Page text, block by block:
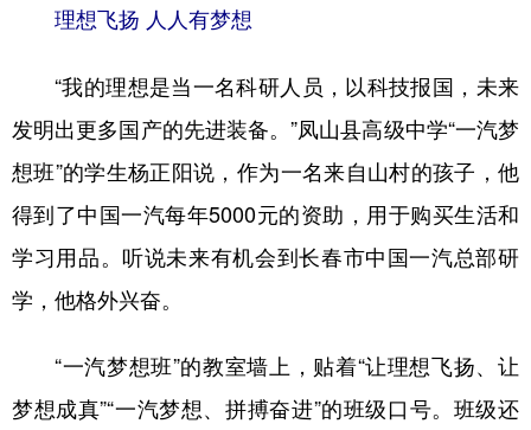
理想飞扬 人人有梦想
“我的理想是当一名科研人员，以科技报国，未来
发明出更多国产的先进装备。”凤山县高级中学“一汽梦
想班”的学生杨正阳说，作为一名来自山村的孩子，他
得到了中国一汽每年5000元的资助，用于购买生活和
学习用品。听说未来有机会到长春市中国一汽总部研
学，他格外兴奋。
“一汽梦想班”的教室墙上，贴着“让理想飞扬、让
梦想成真”“一汽梦想、拼搏奋进”的班级口号。班级还